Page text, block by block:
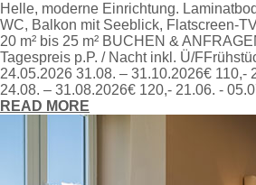
Helle, moderne Einrichtung.
WC, Balkon mit Seeblick, Flatscreen-
20 m² bis 25 m² BUCHEN &
Tagespreis p.P. / Nacht inkl. Ü/
24.05.2026 31.08. – 31.10.2026€ 110,-
24.08. – 31.08.2026€ 120,- 21.06. -
READ MORE